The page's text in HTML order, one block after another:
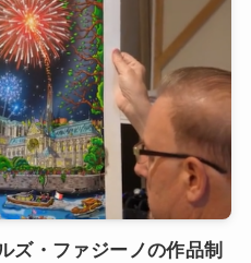
ズ・ファジーノの作品制